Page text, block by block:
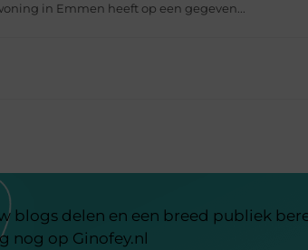
in Emmen heeft op een gegeven...
blogs delen en een breed publiek
nog op Ginofey.nl